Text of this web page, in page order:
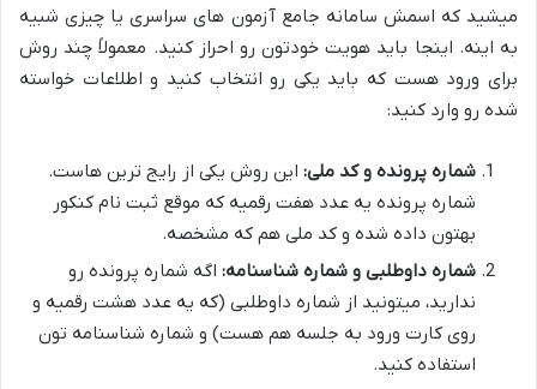
میشید که اسمش سامانه جامع آزمون های سراسری یا چیزی شبیه
به اینه. اینجا باید هویت خودتون رو احراز کنید. معمولاً چند روش
برای ورود هست که باید یکی رو انتخاب کنید و اطلاعات خواسته
شده رو وارد کنید:
شماره پرونده و کد ملی: این روش یکی از رایج ترین هاست.
شماره پرونده یه عدد هفت رقمیه که موقع ثبت نام کنکور
بهتون داده شده و کد ملی هم که مشخصه.
شماره داوطلبی و شماره شناسنامه: اگه شماره پرونده رو
ندارید، میتونید از شماره داوطلبی (که یه عدد هشت رقمیه و
روی کارت ورود به جلسه هم هست) و شماره شناسنامه تون
استفاده کنید.